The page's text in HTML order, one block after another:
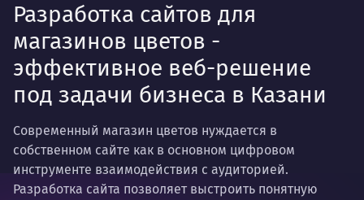
Разработка сайтов для
магазинов цветов -
эффективное веб-решение
под задачи бизнеса в Казани
Современный магазин цветов нуждается в
собственном сайте как в основном цифровом
инструменте взаимодействия с аудиторией.
Разработка сайта позволяет выстроить понятную